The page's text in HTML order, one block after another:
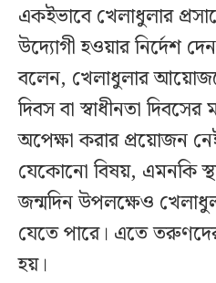
একইভাবে খেলাধুলার
উদ্যোগী হওয়ার নির্দেশ
বলেন, খেলাধুলার
দিবস বা স্বাধীনতা
অপেক্ষা করার প্রয়োজন
যেকোনো বিষয়, এমনকি
জন্মদিন উপলক্ষেও
যেতে পারে। এতে
হয়।